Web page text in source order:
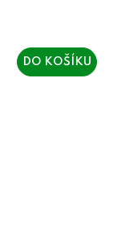
DO KOŠÍKU